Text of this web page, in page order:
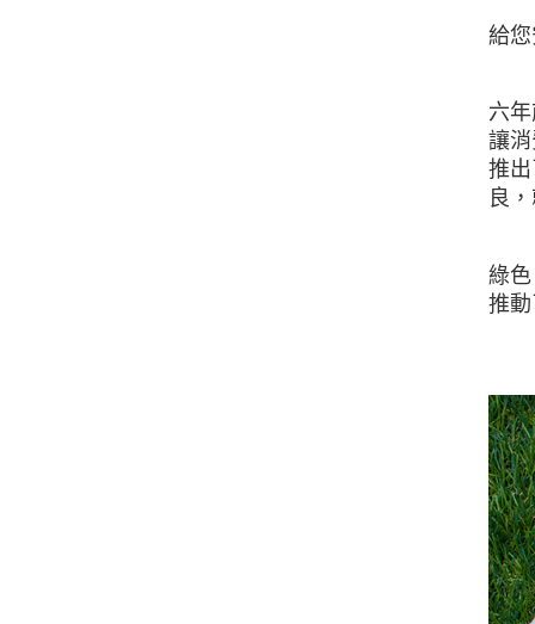
給
六
讓
推
良
綠
推